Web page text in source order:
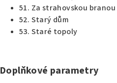
51. Za strahovskou branou
52. Starý dům
53. Staré topoly
Doplňkové parametry